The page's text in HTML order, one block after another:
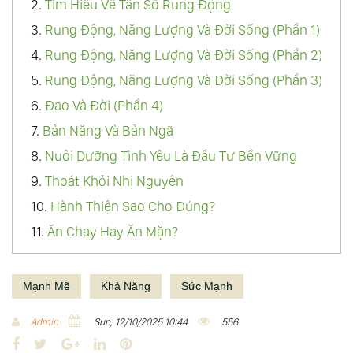
73.Yêu
74.Vạn Vật Đồng Nhất Thể
75.Thiên Địa Vạn Vật Đồng Nhất Thể
76.Đạo Đức Kinh - Lão Tử
77.Câu Chuyện Linh Hồn Nhỏ Và Mặt Trời
78.Hợp Nhất
79.Khoa Học Tâm Linh Kiến Đại Đồng
80. Sự Thật - The Truth
81.Ảo Ảnh
82.Sự Sống Của Đất - Hãy Bảo Vệ Đất
83.Thượng Đế Bảo Ta Rằng...
84.Ma Khảo
85.Bàn Về Đạo Và Giáo
2. Tìm Hiểu Về Tần Số Rung Động
3. Rung Động, Năng Lượng Và Đời Sống (Phần 1)
4. Rung Động, Năng Lượng Và Đời Sống (Phần 2)
5. Rung Động, Năng Lượng Và Đời Sống (Phần 3)
6. Đạo Và Đời (Phần 4)
7. Bản Năng Và Bản Ngã
8. Nuôi Dưỡng Tình Yêu Là Đầu Tư Bền Vững
9. Thoát Khỏi Nhị Nguyên
10. Hành Thiện Sao Cho Đúng?
11. Ăn Chay Hay Ăn Mặn?
12.Đâu Là Hạnh Phúc Thực Sự?
13.Tần Số Rung Và Luật Hấp Dẫn
Cốt Tủy Của Thiền
Mạnh Mẽ Khả Năng Sức Mạnh
Admin Sun, 12/10/2025 10:44 556
P